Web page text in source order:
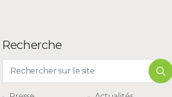
Recherche